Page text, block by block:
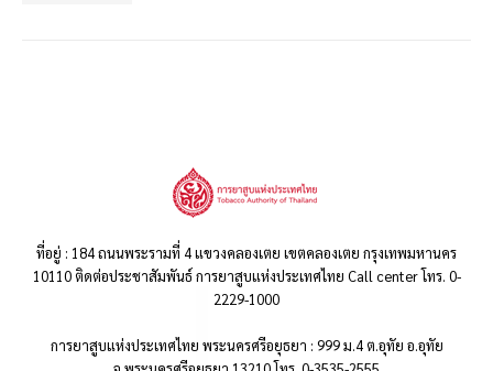
ที่อยู่ : 184 ถนนพระรามที่ 4 แขวงคลองเตย เขตคลองเตย กรุงเทพมหานคร
10110 ติดต่อประชาสัมพันธ์ การยาสูบแห่งประเทศไทย Call center โทร. 0-
2229-1000
การยาสูบแห่งประเทศไทย พระนครศรีอยุธยา : 999 ม.4 ต.อุทัย อ.อุทัย